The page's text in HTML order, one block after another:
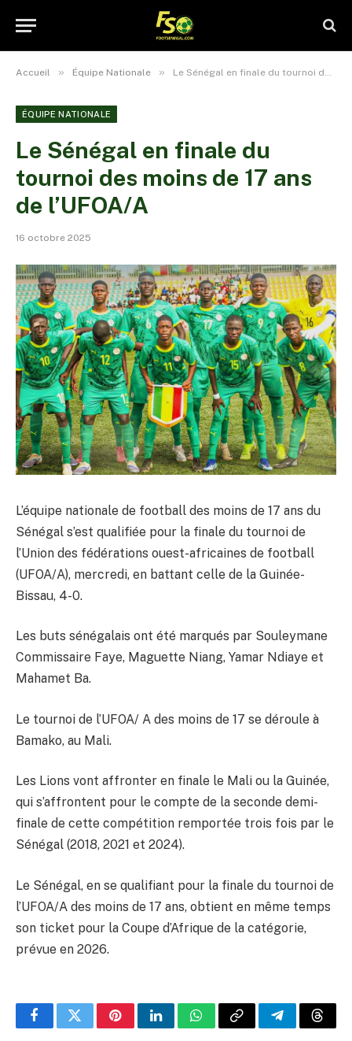
Accueil » Équipe Nationale » Le Sénégal en finale du tournoi des moins de 17 ans de l’UFOA/A
ÉQUIPE NATIONALE
Le Sénégal en finale du
tournoi des moins de 17 ans
de l’UFOA/A
16 octobre 2025
L’équipe nationale de football des moins de 17 ans du
Sénégal s’est qualifiée pour la finale du tournoi de
l’Union des fédérations ouest-africaines de football
(UFOA/A), mercredi, en battant celle de la Guinée-
Bissau, 4-0.
Les buts sénégalais ont été marqués par Souleymane
Commissaire Faye, Maguette Niang, Yamar Ndiaye et
Mahamet Ba.
Le tournoi de l’UFOA/ A des moins de 17 se déroule à
Bamako, au Mali.
Les Lions vont affronter en finale le Mali ou la Guinée,
qui s’affrontent pour le compte de la seconde demi-
finale de cette compétition remportée trois fois par le
Sénégal (2018, 2021 et 2024).
Le Sénégal, en se qualifiant pour la finale du tournoi de
l’UFOA/A des moins de 17 ans, obtient en même temps
son ticket pour la Coupe d’Afrique de la catégorie,
prévue en 2026.
FacebookTwitterPinterestLinkedInWhatsApp
Copy
Telegram